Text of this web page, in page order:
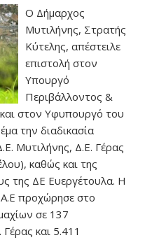
Ο Δήμαρχος
Μυτιλήνης, Στρατής
Κύτελης, απέστειλε
επιστολή στον
Υπουργό
Περιβάλλοντος &
στον Υφυπουργό του
την διαδικασία
Μυτιλήνης, Δ.Ε. Γέρας
καθώς και της
της ΔΕ Ευεργέτουλα. Η
Α.Ε προχώρησε στο
σε 137
και 5.411